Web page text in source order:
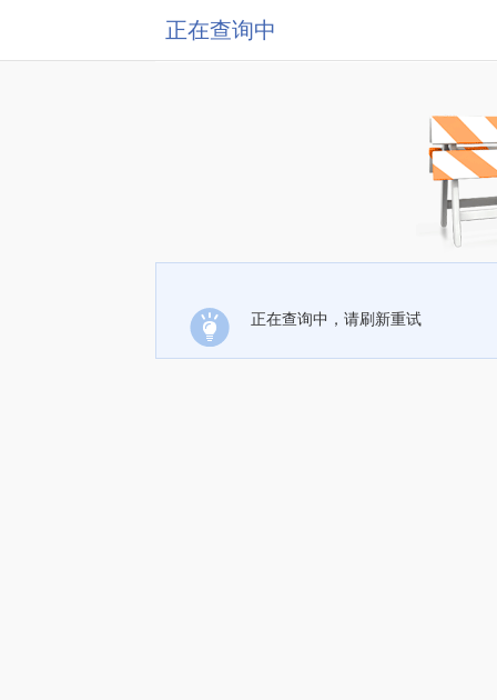
正在查询中
正在查询中，请刷新重试